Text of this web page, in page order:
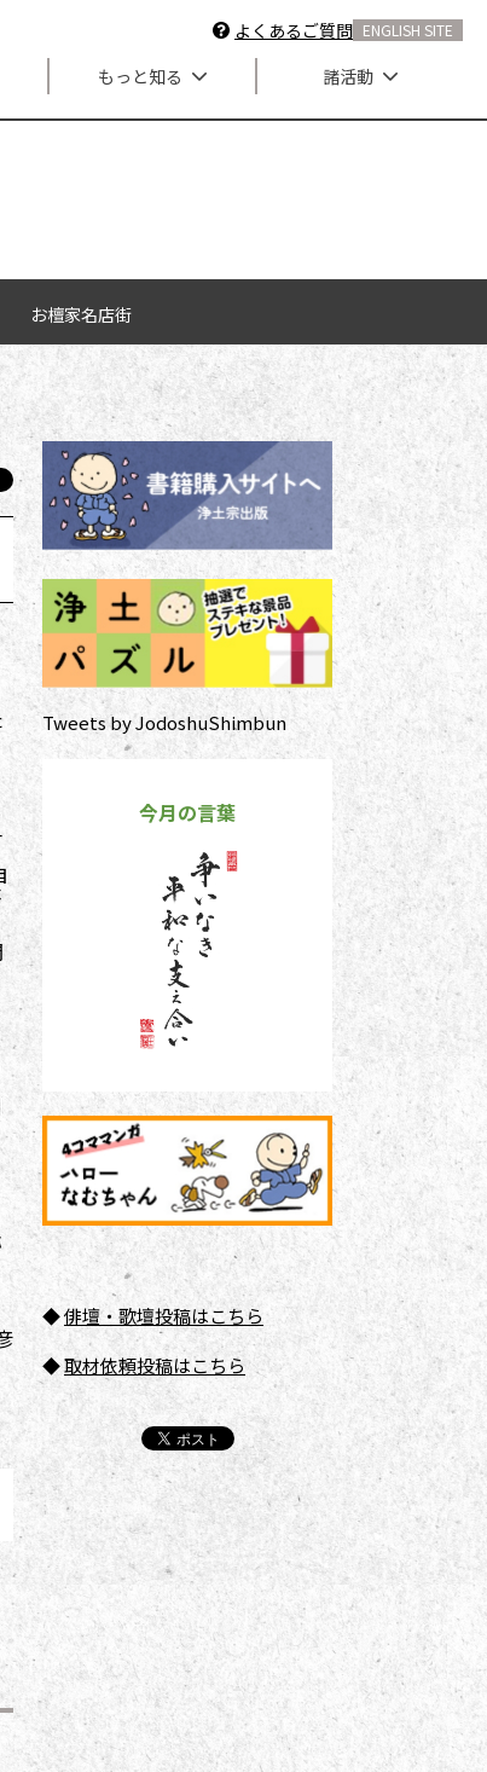
よくあるご質問 ENGLISH SITE
もっと知る 諸活動
お檀家名店街
Tweets by JodoshuShimbun
今月の言葉
◆俳壇・歌壇投稿はこちら
◆取材依頼投稿はこちら